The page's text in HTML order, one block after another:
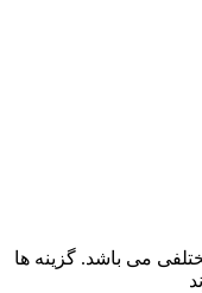
می باشد. گزینه ها